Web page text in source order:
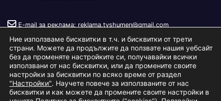
E-mail за реклама: reklama.tvshumen@gmail.com
Copyright © 2026Телевизия Шумен.|Изработка: S.I.T Solutions
Ние използваме бисквитки в т.ч. и бисквитки от трети
страни. Можете да продължите да ползвате нашия уебсайт
без да променяте настройките си, получавайки всички
използвани от нас бисквитки, или да промените своите
настройки за бисквитки по всяко време от раздел
"Настройки". Научете повече за използваните от нас
бисквитки и как можете да промените своите настройки в